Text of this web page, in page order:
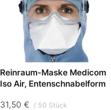
Reinraum-Maske Medicom
Iso Air, Entenschnabelform
31,50 € 50 Stück